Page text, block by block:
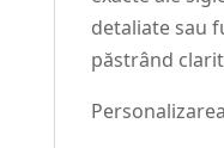
detaliate sau
păstrând